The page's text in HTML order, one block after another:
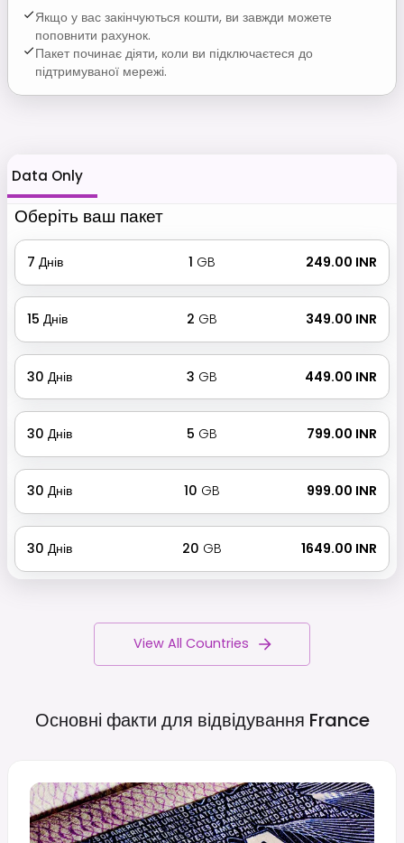
Якщо у вас закінчуються кошти, ви завжди можете
поповнити рахунок.
Пакет починає діяти, коли ви підключаєтеся до
підтримуваної мережі.
Data Only
Оберіть ваш пакет
7 Днів 1 GB ₹ 249.00 INR
15 Днів 2 GB ₹ 349.00 INR
30 Днів 3 GB ₹ 449.00 INR
30 Днів 5 GB ₹ 799.00 INR
30 Днів 10 GB ₹ 999.00 INR
30 Днів 20 GB ₹ 1649.00 INR
View All Countries
Основні факти для відвідування France